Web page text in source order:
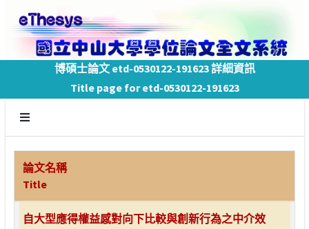
博碩士論文 etd-0530122-191623 詳細資訊
Title page for etd-0530122-191623
論文名稱
Title
自大型應得權益感對向下比較與創新行為之中介效